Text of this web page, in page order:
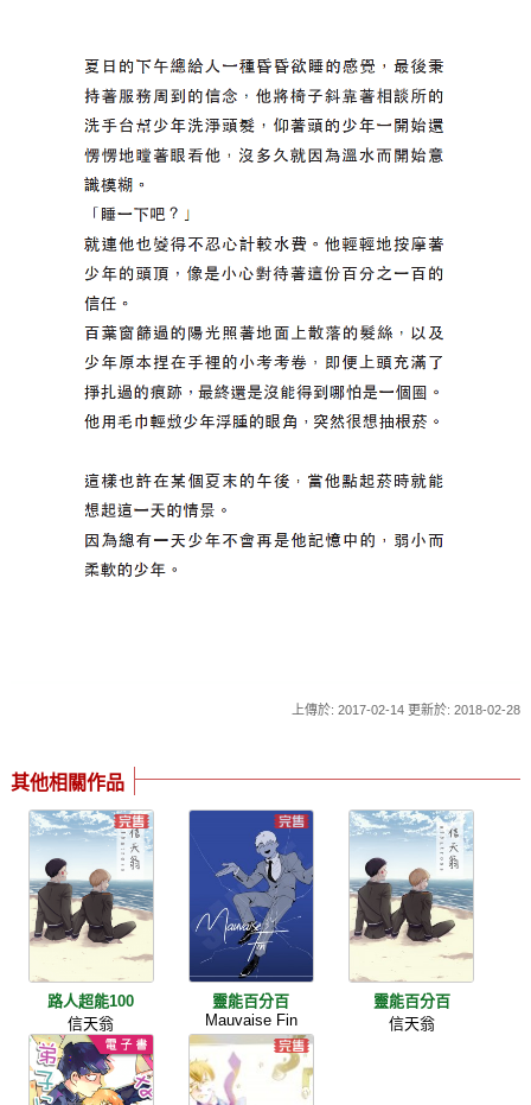
上傳於: 2017-02-14 更新於: 2018-02-28
其他相關作品
路人超能100
信天翁
靈能百分百
Mauvaise Fin
靈能百分百
信天翁